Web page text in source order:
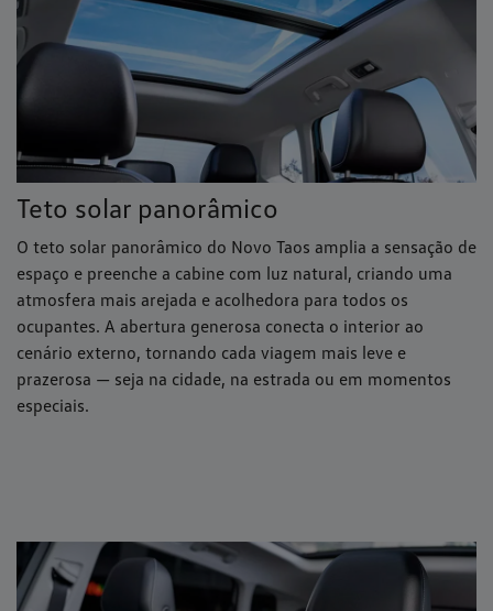
Teto solar panorâmico
O teto solar panorâmico do Novo Taos amplia a sensação de
espaço e preenche a cabine com luz natural, criando uma
atmosfera mais arejada e acolhedora para todos os
ocupantes. A abertura generosa conecta o interior ao
cenário externo, tornando cada viagem mais leve e
prazerosa — seja na cidade, na estrada ou em momentos
especiais.